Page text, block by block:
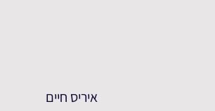
איריס חיים